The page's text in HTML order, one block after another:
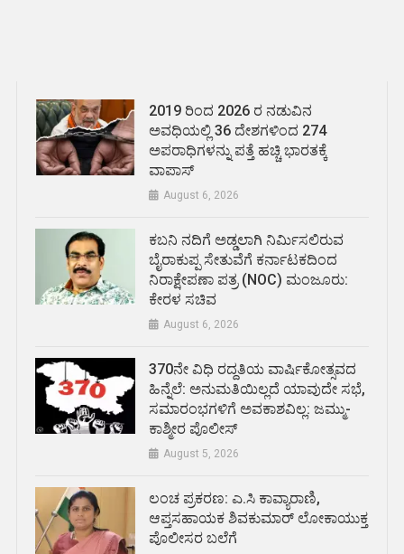
2019 ರಿಂದ 2026 ರ ನಡುವಿನ
ಅವಧಿಯಲ್ಲಿ 36 ದೇಶಗಳಿಂದ 274
ಅಪರಾಧಿಗಳನ್ನು ಪತ್ತೆ ಹಚ್ಚಿ ಭಾರತಕ್ಕೆ
ವಾಪಾಸ್
August 6, 2026
ಕಬನಿ ನದಿಗೆ ಅಡ್ಡಲಾಗಿ ನಿರ್ಮಿಸಲಿರುವ
ಬೈರಾಕುಪ್ಪ ಸೇತುವೆಗೆ ಕರ್ನಾಟಕದಿಂದ
ನಿರಾಕ್ಷೇಪಣಾ ಪತ್ರ (NOC) ಮಂಜೂರು:
ಕೇರಳ ಸಚಿವ
August 6, 2026
370ನೇ ವಿಧಿ ರದ್ದತಿಯ ವಾರ್ಷಿಕೋತ್ಸವದ
ಹಿನ್ನೆಲೆ: ಅನುಮತಿಯಿಲ್ಲದೆ ಯಾವುದೇ ಸಭೆ,
ಸಮಾರಂಭಗಳಿಗೆ ಅವಕಾಶವಿಲ್ಲ: ಜಮ್ಮು-
ಕಾಶ್ಮೀರ ಪೊಲೀಸ್
August 5, 2026
ಲಂಚ ಪ್ರಕರಣ: ಎ.ಸಿ ಕಾವ್ಯಾರಾಣಿ,
ಆಪ್ತಸಹಾಯಕ ಶಿವಕುಮಾರ್‌ ಲೋಕಾಯುಕ್ತ
ಪೊಲೀಸರ ಬಲೆಗೆ